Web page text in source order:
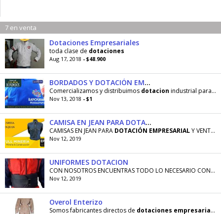
7 en venta
Dotaciones Empresariales
toda clase de dotaciones
Aug 17, 2018 - $48.900
BORDADOS Y DOTACIÓN EMPRESARIAL
Comercializamos y distribuimos dotacion industrial para empresas, contamos con maquina bordadora
Nov 13, 2018 - $1
CAMISA EN JEAN PARA DOTACIÓN
CAMISAS EN JEAN PARA DOTACIÓN EMPRESARIALY VENTA AL DELTAL. CONTACTANOS! 3015702681
Nov 12, 2019
UNIFORMES DOTACION
CON NOSOTROS ENCUENTRAS TODO LO NECESARIO CON
Nov 12, 2019
Overol Enterizo
Somos fabricantes directos de dotaciones empresariales